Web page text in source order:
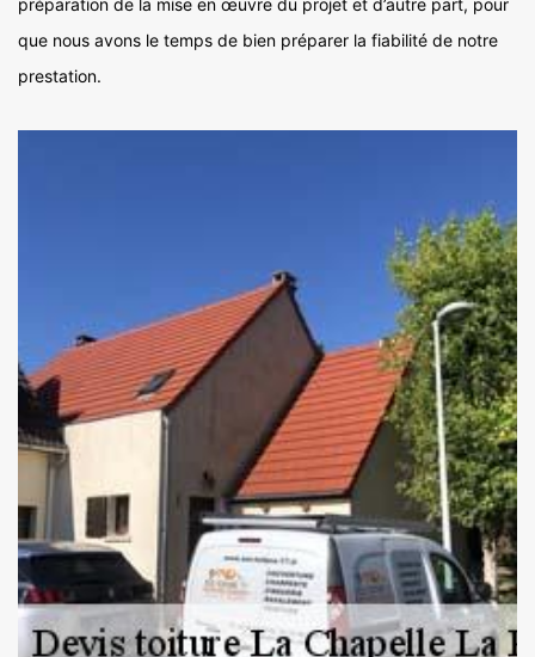
préparation de la mise en œuvre du projet et d’autre part, pour
que nous avons le temps de bien préparer la fiabilité de notre
prestation.